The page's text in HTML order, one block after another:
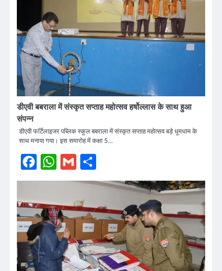
डीएवी बबराला में संस्कृत सप्ताह महोत्सव हर्षोल्लास के साथ हुआ
संपन्न
डीएवी फर्टिलाइजर पब्लिक स्कूल बबराला में संस्कृत सप्ताह महोत्सव बड़े धूमधाम के
साथ मनाया गया। इस समारोह में कक्षा 5…
Facebook
WhatsApp
Gmail